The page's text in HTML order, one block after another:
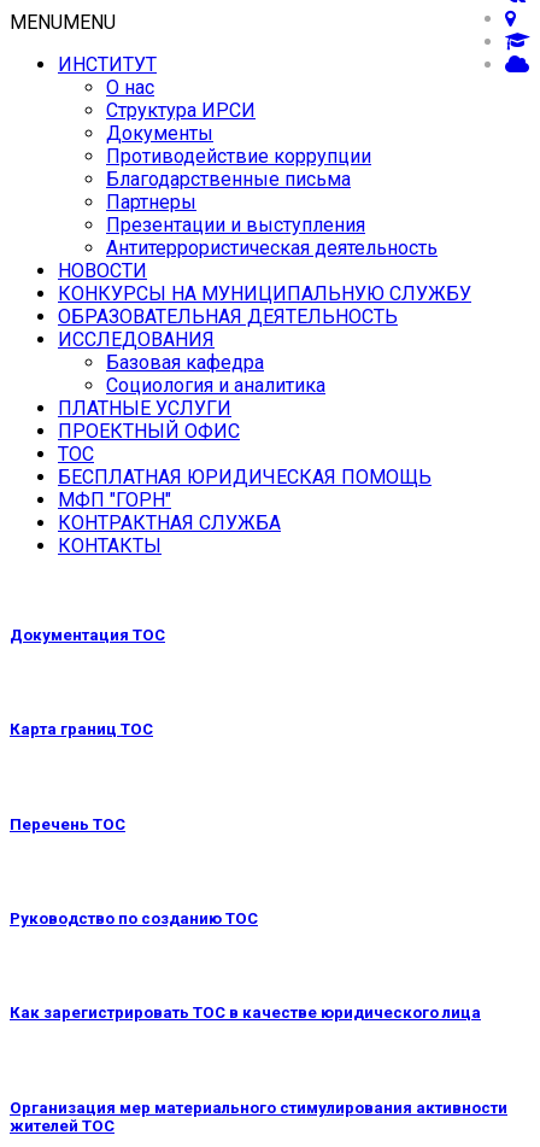
MENUMENU
ИНСТИТУТ
О нас
Структура ИРСИ
Документы
Противодействие коррупции
Благодарственные письма
Партнеры
Презентации и выступления
Антитеррористическая деятельность
НОВОСТИ
КОНКУРСЫ НА МУНИЦИПАЛЬНУЮ СЛУЖБУ
ОБРАЗОВАТЕЛЬНАЯ ДЕЯТЕЛЬНОСТЬ
ИССЛЕДОВАНИЯ
Базовая кафедра
Социология и аналитика
ПЛАТНЫЕ УСЛУГИ
ПРОЕКТНЫЙ ОФИС
ТОС
БЕСПЛАТНАЯ ЮРИДИЧЕСКАЯ ПОМОЩЬ
МФП "ГОРН"
КОНТРАКТНАЯ СЛУЖБА
КОНТАКТЫ
Документация ТОС
Карта границ ТОС
Перечень ТОС
Руководство по созданию ТОС
Как зарегистрировать ТОС в качестве юридического лица
Организация мер материального стимулирования активности
жителей ТОС